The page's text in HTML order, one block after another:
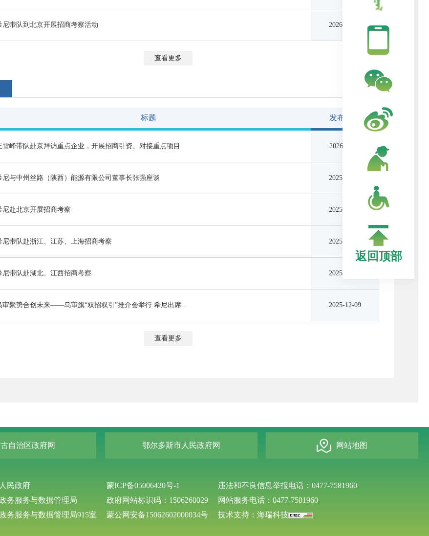
尼带队到北京开展招商考察活动 2026-03-03
查看更多
标题 发布日期
雪峰带队赴京拜访重点企业，开展招商引资、对接重点项目 2026-05-11
尼与中州丝路（陕西）能源有限公司董事长张强座谈 2025-12-09
尼赴北京开展招商考察 2025-12-09
尼带队赴浙江、江苏、上海招商考察 2025-12-09
尼带队赴湖北、江西招商考察 2025-12-09
审聚势合创未来——乌审旗“双招双引”推介会举行 希尼出席... 2025-12-09
查看更多
自治区政府网 鄂尔多斯市人民政府网 网站地图
民政府
务服务与数据管理局
务服务与数据管理局915室
蒙ICP备05006420号-1
政府网站标识码：1506260029
蒙公网安备15062602000034号
违法和不良信息举报电话：0477-7581960
网站服务电话：0477-7581960
技术支持：海瑞科技
返回顶部